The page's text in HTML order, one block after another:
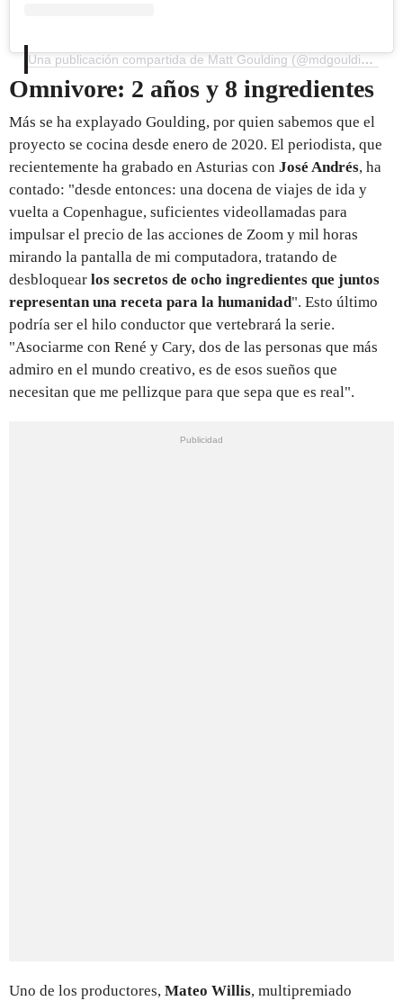
Una publicación compartida de Matt Goulding (@mdgoulding)
Omnivore: 2 años y 8 ingredientes
Más se ha explayado Goulding, por quien sabemos que el
proyecto se cocina desde enero de 2020. El periodista, que
recientemente ha grabado en Asturias con José Andrés, ha
contado: "desde entonces: una docena de viajes de ida y
vuelta a Copenhague, suficientes videollamadas para
impulsar el precio de las acciones de Zoom y mil horas
mirando la pantalla de mi computadora, tratando de
desbloquear los secretos de ocho ingredientes que juntos
representan una receta para la humanidad". Esto último
podría ser el hilo conductor que vertebrará la serie.
"Asociarme con René y Cary, dos de las personas que más
admiro en el mundo creativo, es de esos sueños que
necesitan que me pellizque para que sepa que es real".
Uno de los productores, Mateo Willis, multipremiado